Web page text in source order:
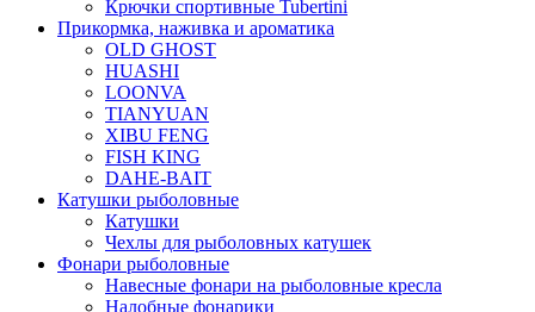
Крючки спортивные Tubertini
Прикормка, наживка и ароматика
OLD GHOST
HUASHI
LOONVA
TIANYUAN
XIBU FENG
FISH KING
DAHE-BAIT
Катушки рыболовные
Катушки
Чехлы для рыболовных катушек
Фонари рыболовные
Навесные фонари на рыболовные кресла
Налобные фонарики